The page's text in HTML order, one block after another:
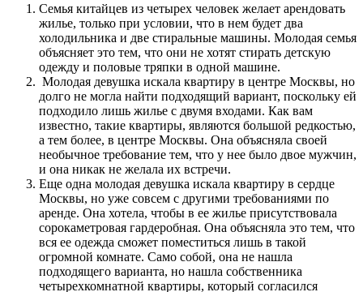
Семья китайцев из четырех человек желает арендовать
жилье, только при условии, что в нем будет два
холодильника и две стиральные машины. Молодая семья
объясняет это тем, что они не хотят стирать детскую
одежду и половые тряпки в одной машине.
Молодая девушка искала квартиру в центре Москвы, но
долго не могла найти подходящий вариант, поскольку ей
подходило лишь жилье с двумя входами. Как вам
известно, такие квартиры, являются большой редкостью,
а тем более, в центре Москвы. Она объясняла своей
необычное требование тем, что у нее было двое мужчин,
и она никак не желала их встречи.
Еще одна молодая девушка искала квартиру в сердце
Москвы, но уже совсем с другими требованиями по
аренде. Она хотела, чтобы в ее жилье присутствовала
сорокаметровая гардеробная. Она объясняла это тем, что
вся ее одежда сможет поместиться лишь в такой
огромной комнате. Само собой, она не нашла
подходящего варианта, но нашла собственника
четырехкомнатной квартиры, который согласился